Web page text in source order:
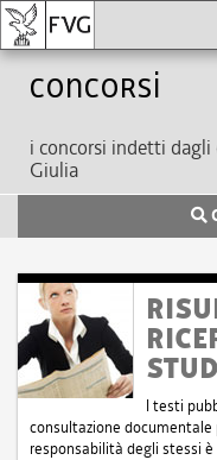
Concorsi
i concorsi indetti
Giulia
I testi
consultazione documentale
responsabilità degli stessi